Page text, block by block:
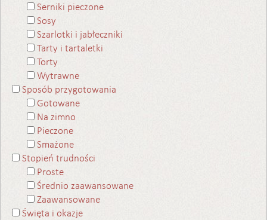
Serniki pieczone
Sosy
Szarlotki i jabłeczniki
Tarty i tartaletki
Torty
Wytrawne
Sposób przygotowania
Gotowane
Na zimno
Pieczone
Smażone
Stopień trudności
Proste
Średnio zaawansowane
Zaawansowane
Święta i okazje